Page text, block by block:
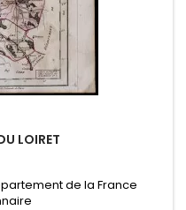
LOIRET
de la France